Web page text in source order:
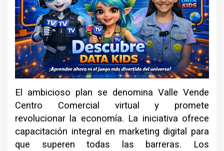
El ambicioso plan se denomina Valle Vende
Centro Comercial virtual y promete
revolucionar la economía. La iniciativa ofrece
capacitación integral en marketing digital para
que superen todas las barreras. Los